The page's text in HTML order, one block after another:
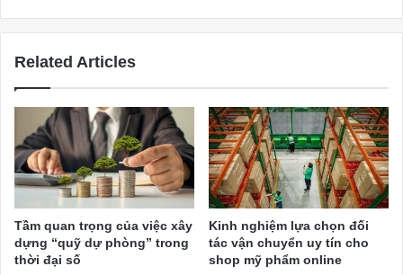
Related Articles
Tầm quan trọng của việc xây
dựng “quỹ dự phòng” trong
thời đại số
Kinh nghiệm lựa chọn đối
tác vận chuyển uy tín cho
shop mỹ phẩm online